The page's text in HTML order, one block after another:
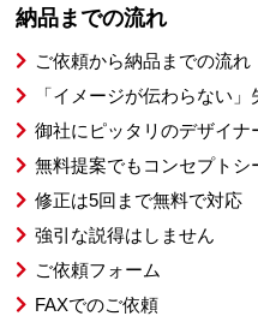
納品までの流れ
ご依頼から納品までの流れ
「イメージが伝わらない
御社にピッタリのデザイナ
無料提案でもコンセプトシ
修正は5回まで無料で対応
強引な説得はしません
ご依頼フォーム
FAXでのご依頼